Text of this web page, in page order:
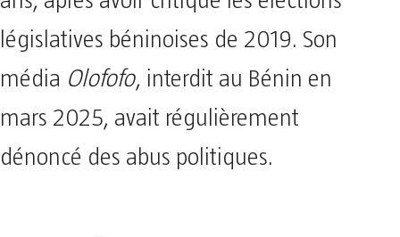
ans, après avoir critiqué les élections
législatives béninoises de 2019. Son
média Olofofo, interdit au Bénin en
mars 2025, avait régulièrement
dénoncé des abus politiques.